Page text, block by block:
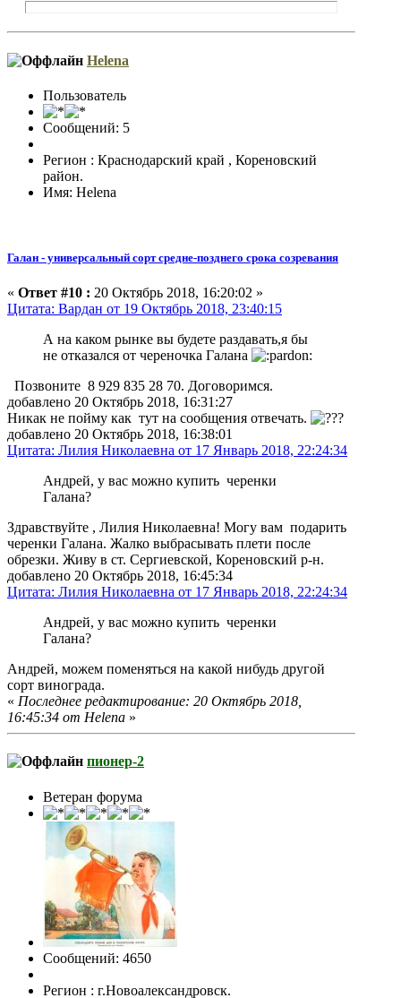
Helena
Пользователь
Сообщений: 5
Регион : Краснодарский край , Кореновский
район.
Имя: Helena
Галан - универсальный сорт средне-позднего срока созревания
« Ответ #10 : 20 Октябрь 2018, 16:20:02 »
Цитата: Вардан от 19 Октябрь 2018, 23:40:15
А на каком рынке вы будете раздавать,я бы
не отказался от череночка Галана
Позвоните 8 929 835 28 70. Договоримся.
добавлено 20 Октябрь 2018, 16:31:27
Никак не пойму как тут на сообщения отвечать.
добавлено 20 Октябрь 2018, 16:38:01
Цитата: Лилия Николаевна от 17 Январь 2018, 22:24:34
Андрей, у вас можно купить черенки
Галана?
Здравствуйте , Лилия Николаевна! Могу вам подарить
черенки Галана. Жалко выбрасывать плети после
обрезки. Живу в ст. Сергиевской, Кореновский р-н.
добавлено 20 Октябрь 2018, 16:45:34
Цитата: Лилия Николаевна от 17 Январь 2018, 22:24:34
Андрей, у вас можно купить черенки
Галана?
Андрей, можем поменяться на какой нибудь другой
сорт винограда.
« Последнее редактирование: 20 Октябрь 2018,
16:45:34 от Helena »
пионер-2
Ветеран форума
Сообщений: 4650
Регион : г.Новоалександровск.